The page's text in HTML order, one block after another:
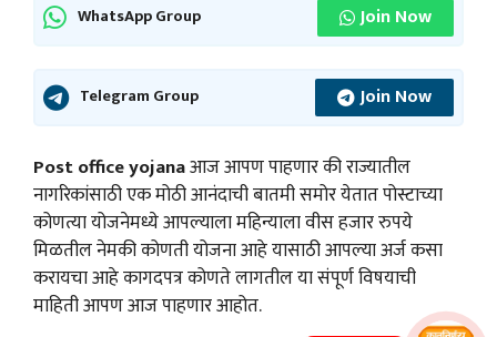
WhatsApp Group Join Now
Telegram Group Join Now
Post office yojanaआज आपण पाहणार की राज्यातील
नागरिकांसाठी एक मोठी आनंदाची बातमी समोर येतात पोस्टाच्या
कोणत्या योजनेमध्ये आपल्याला महिन्याला वीस हजार रुपये
मिळतील नेमकी कोणती योजना आहे यासाठी आपल्या अर्ज कसा
करायचा आहे कागदपत्र कोणते लागतील या संपूर्ण विषयाची
माहिती आपण आज पाहणार आहोत.